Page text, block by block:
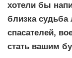
хотели бы
близка судьба
спасателей,
стать вашим